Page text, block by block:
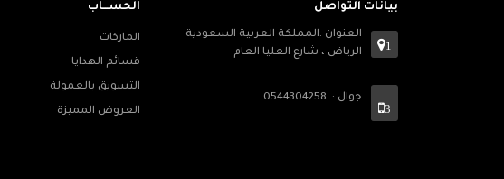
بيانات التواصل
1
العنوان :المملكة العربية السعودية
الرياض ، شارع العليا العام
3
جوال : 0544304258
الحســـاب
الماركات
قسائم الهدايا
التسويق بالعمولة
العروض المميزة